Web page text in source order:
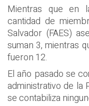
Mientras que en
cantidad de
Salvador (FAES)
suman 3, mientras
fueron 12.
El año pasado se
administrativo de la
se contabiliza